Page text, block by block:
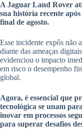
A Jaguar Land Rover
sua história recente
final de agosto.
Esse incidente expôs não
diante das ameaças
evidenciou o impacto
em risco o desempenho
global.
Agora, é essencial que
tecnológica se unam
inovar em processos
para superar desafios